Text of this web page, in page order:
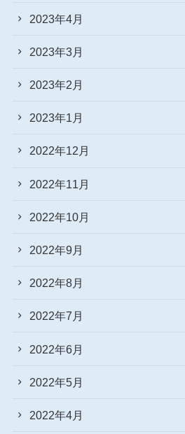
2023年4月
2023年3月
2023年2月
2023年1月
2022年12月
2022年11月
2022年10月
2022年9月
2022年8月
2022年7月
2022年6月
2022年5月
2022年4月